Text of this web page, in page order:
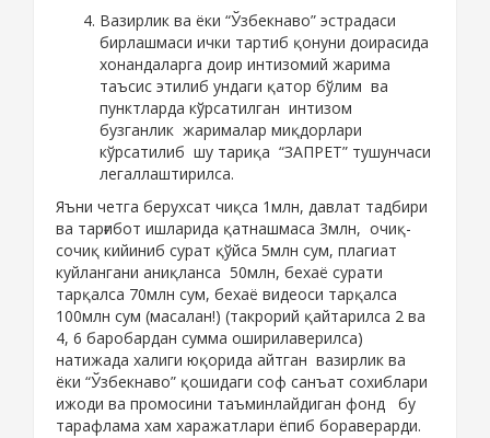
Вазирлик ва ёки “Ўзбекнаво” эстрадаси
бирлашмаси ички тартиб қонуни доирасида
хонандаларга доир интизомий жарима
таъсис этилиб ундаги қатор бўлим ва
пунктларда кўрсатилган интизом
бузганлик жарималар миқдорлари
кўрсатилиб шу тариқа “ЗАПРЕТ” тушунчаси
легаллаштирилса.
Яъни четга берухсат чиқса 1млн, давлат тадбири
ва тарғибот ишларида қатнашмаса 3млн, очиқ-
сочиқ кийиниб сурат қўйса 5млн сум, плагиат
куйлангани аниқланса 50млн, бехаё сурати
тарқалса 70млн сум, бехаё видеоси тарқалса
100млн сум (масалан!) (такрорий қайтарилса 2 ва
4, 6 баробардан сумма оширилаверилса)
натижада халиги юқорида айтган вазирлик ва
ёки “Ўзбекнаво” қошидаги соф санъат сохиблари
ижоди ва промосини таъминлайдиган фонд бу
тарафлама хам харажатлари ёпиб бораверарди.